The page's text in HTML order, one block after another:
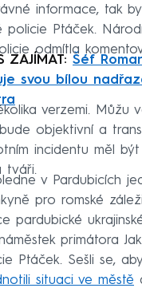
informace, tak
policie Ptáček.
odmítla
ZAJÍMAT: Šéf
svou bílou
verzemi. Můžu
objektivní a
incidentu měl
tváři.
v Pardubicích
pro romské
pardubické
primátora
Ptáček. Sešli se, aby
situaci ve městě